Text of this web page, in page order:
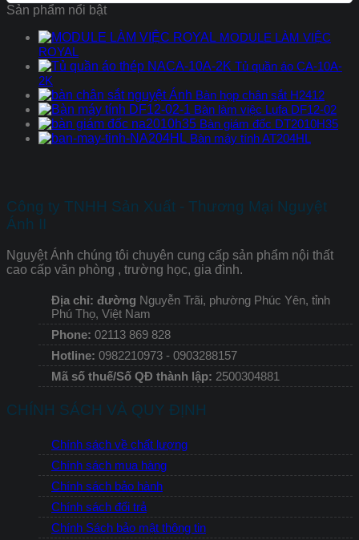
Sản phẩm nổi bật
MODULE LÀM VIỆC
ROYAL
Tủ quần áo CA-10A-
2K
Bàn họp chân sắt H2412
Bàn làm việc Lufa DF12-02
Bàn giám đốc DT2010H35
Bàn máy tính AT204HL
Công ty TNHH Sản Xuất - Thương Mại Nguyệt
Ánh II
Nguyệt Ánh chúng tôi chuyên cung cấp sản phẩm nội thất
cao cấp văn phòng , trường học, gia đình.
Địa chỉ: đường Nguyễn Trãi, phường Phúc Yên, tỉnh
Phú Thọ, Việt Nam
Phone: 02113 869 828
Hotline: 0982210973 - 0903288157
Mã số thuế/Số QĐ thành lập: 2500304881
CHÍNH SÁCH VÀ QUY ĐỊNH
Chính sách về chất lượng
Chính sách mua hàng
Chính sách bảo hành
Chính sách đổi trả
Chính Sách bảo mật thông tin